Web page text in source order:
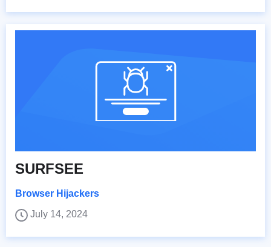
SURFSEE
Browser Hijackers
July 14, 2024